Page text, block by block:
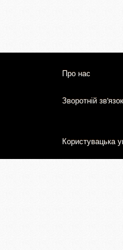
Про нас
Зворотній зв'язок
Користувацька